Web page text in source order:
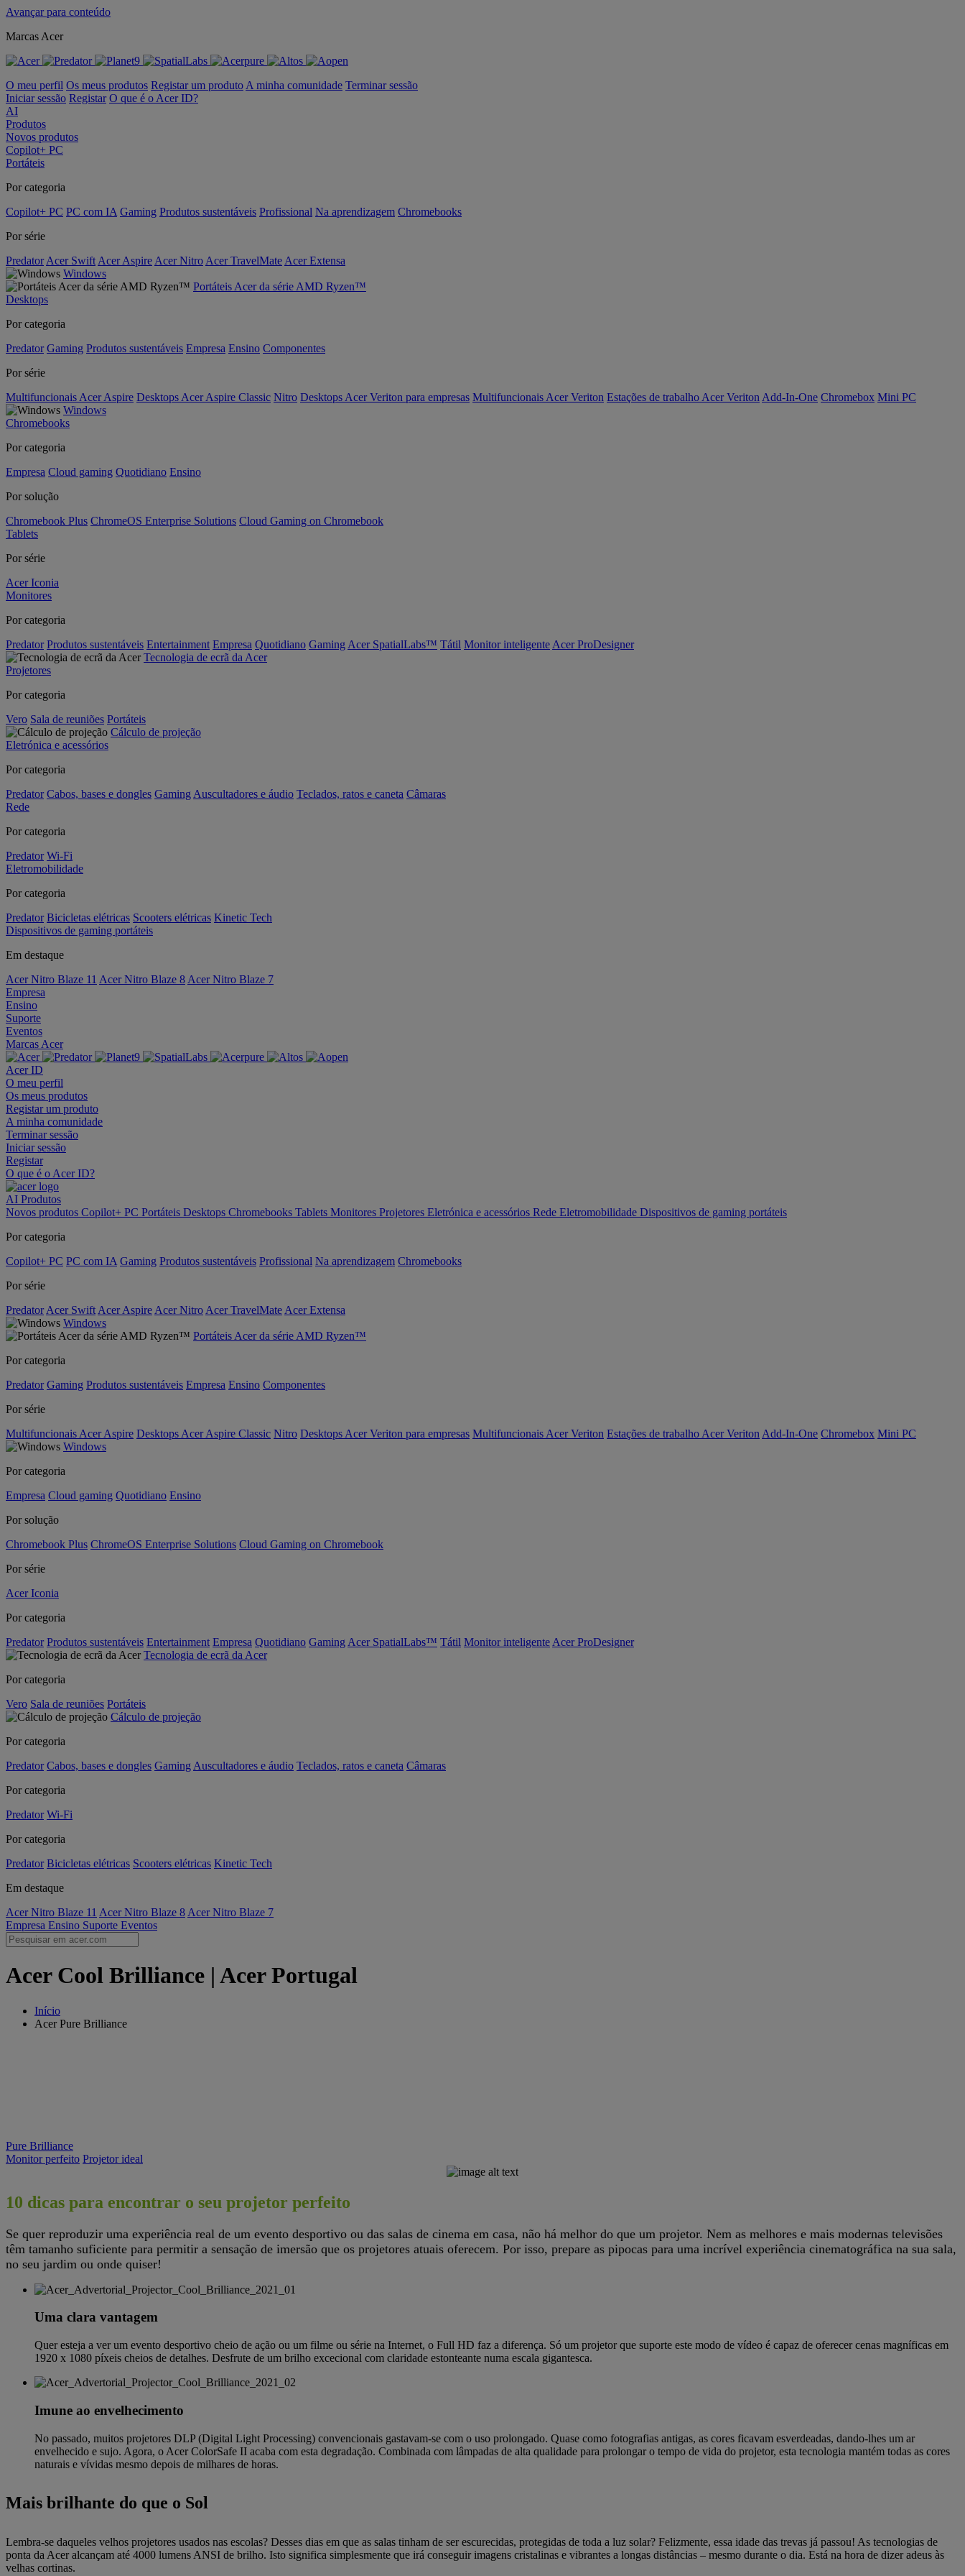
Avançar para conteúdo
Marcas Acer
O meu perfil Os meus produtos Registar um produto A minha comunidade Terminar sessão
Iniciar sessão Registar O que é o Acer ID?
AI
Produtos
Novos produtos
Copilot+ PC
Portáteis
Por categoria
Copilot+ PC PC com IA Gaming Produtos sustentáveis Profissional Na aprendizagem Chromebooks
Por série
Predator Acer Swift Acer Aspire Acer Nitro Acer TravelMate Acer Extensa
Windows
Portáteis Acer da série AMD Ryzen™
Desktops
Por categoria
Predator Gaming Produtos sustentáveis Empresa Ensino Componentes
Por série
Multifuncionais Acer Aspire Desktops Acer Aspire Classic Nitro Desktops Acer Veriton para empresas Multifuncionais Acer Veriton Estações de trabalho Acer Veriton Add-In-One Chromebox Mini PC
Windows
Chromebooks
Por categoria
Empresa Cloud gaming Quotidiano Ensino
Por solução
Chromebook Plus ChromeOS Enterprise Solutions Cloud Gaming on Chromebook
Tablets
Por série
Acer Iconia
Monitores
Por categoria
Predator Produtos sustentáveis Entertainment Empresa Quotidiano Gaming Acer SpatialLabs™ Tátil Monitor inteligente Acer ProDesigner
Tecnologia de ecrã da Acer
Projetores
Por categoria
Vero Sala de reuniões Portáteis
Cálculo de projeção
Eletrónica e acessórios
Por categoria
Predator Cabos, bases e dongles Gaming Auscultadores e áudio Teclados, ratos e caneta Câmaras
Rede
Por categoria
Predator Wi-Fi
Eletromobilidade
Por categoria
Predator Bicicletas elétricas Scooters elétricas Kinetic Tech
Dispositivos de gaming portáteis
Em destaque
Acer Nitro Blaze 11 Acer Nitro Blaze 8 Acer Nitro Blaze 7
Empresa
Ensino
Suporte
Eventos
Marcas Acer
Acer ID
O meu perfil
Os meus produtos
Registar um produto
A minha comunidade
Terminar sessão
Iniciar sessão
Registar
O que é o Acer ID?
AI Produtos
Novos produtos Copilot+ PC Portáteis Desktops Chromebooks Tablets Monitores Projetores Eletrónica e acessórios Rede Eletromobilidade Dispositivos de gaming portáteis
Por categoria
Copilot+ PC PC com IA Gaming Produtos sustentáveis Profissional Na aprendizagem Chromebooks
Por série
Predator Acer Swift Acer Aspire Acer Nitro Acer TravelMate Acer Extensa
Windows
Portáteis Acer da série AMD Ryzen™
Por categoria
Predator Gaming Produtos sustentáveis Empresa Ensino Componentes
Por série
Multifuncionais Acer Aspire Desktops Acer Aspire Classic Nitro Desktops Acer Veriton para empresas Multifuncionais Acer Veriton Estações de trabalho Acer Veriton Add-In-One Chromebox Mini PC
Windows
Por categoria
Empresa Cloud gaming Quotidiano Ensino
Por solução
Chromebook Plus ChromeOS Enterprise Solutions Cloud Gaming on Chromebook
Por série
Acer Iconia
Por categoria
Predator Produtos sustentáveis Entertainment Empresa Quotidiano Gaming Acer SpatialLabs™ Tátil Monitor inteligente Acer ProDesigner
Tecnologia de ecrã da Acer
Por categoria
Vero Sala de reuniões Portáteis
Cálculo de projeção
Por categoria
Predator Cabos, bases e dongles Gaming Auscultadores e áudio Teclados, ratos e caneta Câmaras
Por categoria
Predator Wi-Fi
Por categoria
Predator Bicicletas elétricas Scooters elétricas Kinetic Tech
Em destaque
Acer Nitro Blaze 11 Acer Nitro Blaze 8 Acer Nitro Blaze 7
Empresa Ensino Suporte Eventos
Acer Cool Brilliance | Acer Portugal
Início
Acer Pure Brilliance
Pure Brilliance
Monitor perfeito Projetor ideal
COOL BRILLIANCE
Projector
10 dicas para encontrar o seu projetor perfeito
Se quer reproduzir uma experiência real de um evento desportivo ou das salas de cinema em casa, não há melhor do que um projetor. Nem as melhores e mais modernas televisões
têm tamanho suficiente para permitir a sensação de imersão que os projetores atuais oferecem. Por isso, prepare as pipocas para uma incrível experiência cinematográfica na sua sala,
no seu jardim ou onde quiser!
Uma clara vantagem
Quer esteja a ver um evento desportivo cheio de ação ou um filme ou série na Internet, o Full HD faz a diferença. Só um projetor que suporte este modo de vídeo é capaz de oferecer cenas magníficas em
1920 x 1080 píxeis cheios de detalhes. Desfrute de um brilho excecional com claridade estonteante numa escala gigantesca.
Imune ao envelhecimento
No passado, muitos projetores DLP (Digital Light Processing) convencionais gastavam-se com o uso prolongado. Quase como fotografias antigas, as cores ficavam esverdeadas, dando-lhes um ar
envelhecido e sujo. Agora, o Acer ColorSafe II acaba com esta degradação. Combinada com lâmpadas de alta qualidade para prolongar o tempo de vida do projetor, esta tecnologia mantém todas as cores
naturais e vívidas mesmo depois de milhares de horas.
Mais brilhante do que o Sol
Lembra-se daqueles velhos projetores usados nas escolas? Desses dias em que as salas tinham de ser escurecidas, protegidas de toda a luz solar? Felizmente, essa idade das trevas já passou! As tecnologias de
ponta da Acer alcançam até 4000 lumens ANSI de brilho. Isto significa simplesmente que irá conseguir imagens cristalinas e vibrantes a longas distâncias – mesmo durante o dia. Está na hora de dizer adeus às
velhas cortinas.